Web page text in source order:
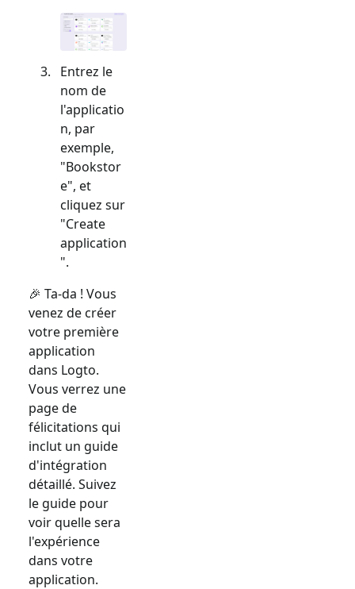
Entrez le
nom de
l'applicatio
n, par
exemple,
"Bookstor
e", et
cliquez sur
"Create
application
".
🎉 Ta-da ! Vous
venez de créer
votre première
application
dans Logto.
Vous verrez une
page de
félicitations qui
inclut un guide
d'intégration
détaillé. Suivez
le guide pour
voir quelle sera
l'expérience
dans votre
application.